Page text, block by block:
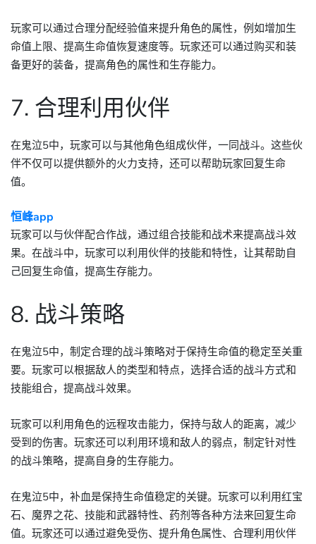
玩家可以通过合理分配经验值来提升角色的属性，例如增加生
命值上限、提高生命值恢复速度等。玩家还可以通过购买和装
备更好的装备，提高角色的属性和生存能力。
7. 合理利用伙伴
在鬼泣5中，玩家可以与其他角色组成伙伴，一同战斗。这些伙
伴不仅可以提供额外的火力支持，还可以帮助玩家回复生命
值。
恒峰app
玩家可以与伙伴配合作战，通过组合技能和战术来提高战斗效
果。在战斗中，玩家可以利用伙伴的技能和特性，让其帮助自
己回复生命值，提高生存能力。
8. 战斗策略
在鬼泣5中，制定合理的战斗策略对于保持生命值的稳定至关重
要。玩家可以根据敌人的类型和特点，选择合适的战斗方式和
技能组合，提高战斗效果。
玩家可以利用角色的远程攻击能力，保持与敌人的距离，减少
受到的伤害。玩家还可以利用环境和敌人的弱点，制定针对性
的战斗策略，提高自身的生存能力。
在鬼泣5中，补血是保持生命值稳定的关键。玩家可以利用红宝
石、魔界之花、技能和武器特性、药剂等各种方法来回复生命
值。玩家还可以通过避免受伤、提升角色属性、合理利用伙伴